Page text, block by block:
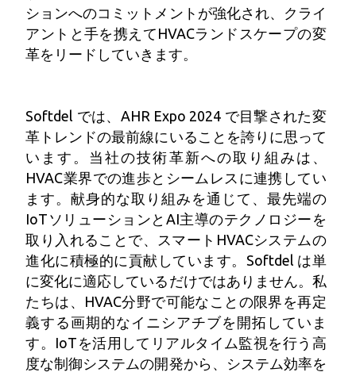
ションへのコミットメントが強化され、クライ
アントと手を携えてHVACランドスケープの変
革をリードしていきます。
Softdel では、AHR Expo 2024 で目撃された変
革トレンドの最前線にいることを誇りに思って
います。当社の技術革新への取り組みは、
HVAC業界での進歩とシームレスに連携してい
ます。献身的な取り組みを通じて、最先端の
IoTソリューションとAI主導のテクノロジーを
取り入れることで、スマートHVACシステムの
進化に積極的に貢献しています。Softdel は単
に変化に適応しているだけではありません。私
たちは、HVAC分野で可能なことの限界を再定
義する画期的なイニシアチブを開拓していま
す。IoTを活用してリアルタイム監視を行う高
度な制御システムの開発から、システム効率を